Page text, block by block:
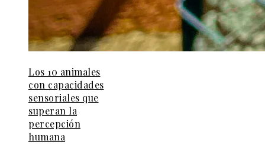
Los 10 animales
con capacidades
sensoriales que
superan la
percepción
humana